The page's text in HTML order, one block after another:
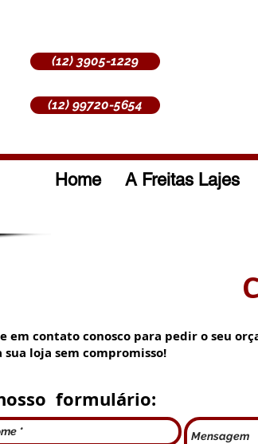
(12) 3905-1229
(12) 99720-5654
Home A Freitas Lajes
em contato conosco para pedir o seu
sua loja sem compromisso!
formulário: